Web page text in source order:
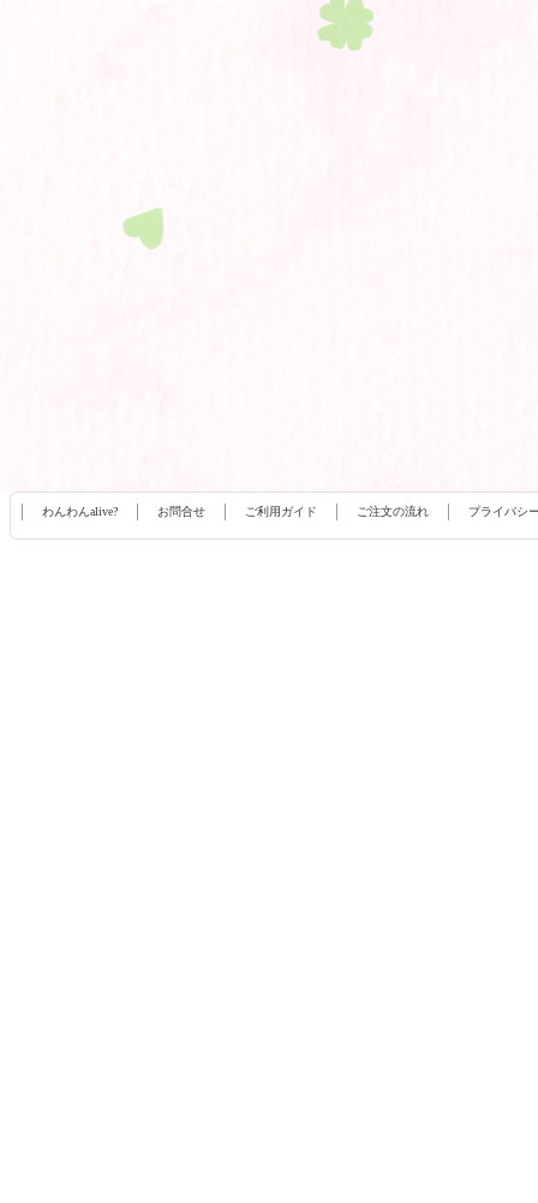
わんわんalive? お問合せ ご利用ガイド ご注文の流れ プライバシ